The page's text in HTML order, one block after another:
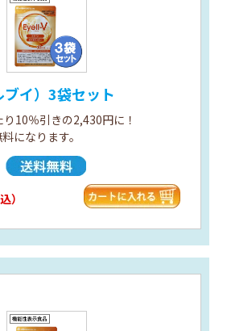
イ）3袋セット
10％引きの2,430円に！
になります。
）